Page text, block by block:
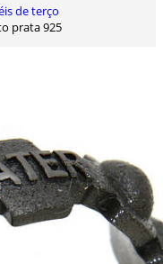
de terço
prata 925